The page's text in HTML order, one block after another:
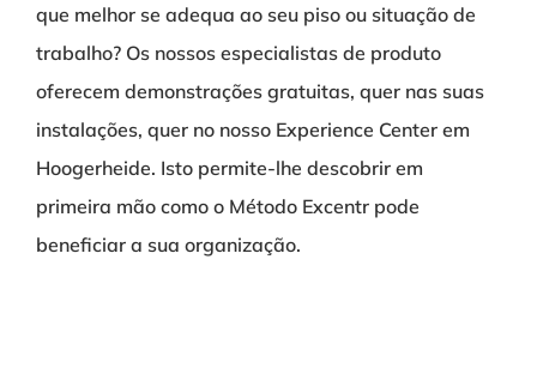
que melhor se adequa ao seu piso ou situação de
trabalho? Os nossos especialistas de produto
oferecem demonstrações gratuitas, quer nas suas
instalações, quer no nosso Experience Center em
Hoogerheide. Isto permite-lhe descobrir em
primeira mão como o Método Excentr pode
beneficiar a sua organização.